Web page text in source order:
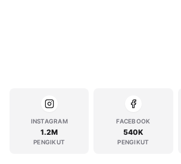
INSTAGRAM
1.2M
PENGIKUT
FACEBOOK
540K
PENGIKUT